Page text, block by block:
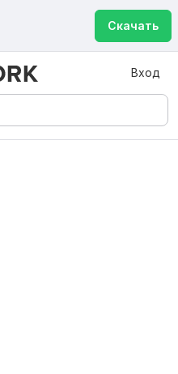
Скачать
Вход